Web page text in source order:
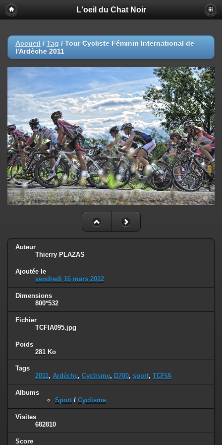
L'oeil du Chat Noir
Accueil / Tag / Tour Cycliste Féminin International de
l'Ardèche 2011
Auteur
Thierry PLAZAS
Ajoutée le
vendredi 16 mars 2012
Dimensions
800*532
Fichier
TCFIA095.jpg
Poids
281 Ko
Tags
2011, Ardèche, Cyclisme, D700, sport, TCFIA
Albums
Sport / Cyclisme
Visites
682810
Score